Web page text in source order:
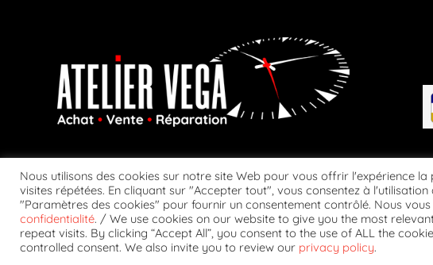
CONDITIONS GÉNÉRALES DE
Nous utilisons des cookies sur notre site Web pour vous offrir l'expérience
visites répétées. En cliquant sur "Accepter tout", vous consentez à
"Paramètres des cookies" pour fournir un consentement contrôlé. Nous
confidentialité. / We use cookies on our website to give you the most
repeat visits. By clicking “Accept All”, you consent to the use of ALL the
controlled consent. We also invite you to review our privacy policy.